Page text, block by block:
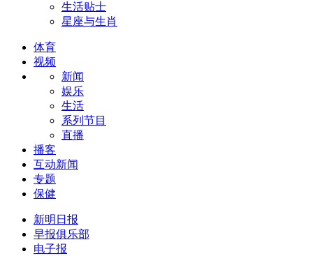
生活贴士
星座与生肖
体育
视频
新闻
娱乐
生活
系列节目
直播
播客
互动新闻
专题
保健
新明日报
早报俱乐部
电子报